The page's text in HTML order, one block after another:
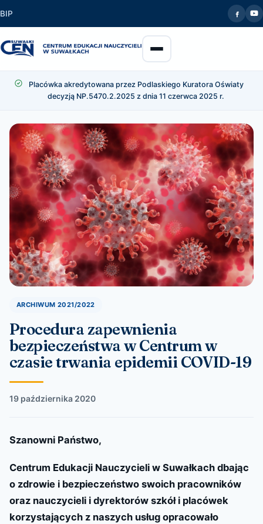
BIP
Placówka akredytowana przez Podlaskiego Kuratora Oświaty
decyzją NP.5470.2.2025 z dnia 11 czerwca 2025 r.
ARCHIWUM 2021/2022
Procedura zapewnienia
bezpieczeństwa w Centrum w
czasie trwania epidemii COVID-19
19 października 2020
Szanowni Państwo,
Centrum Edukacji Nauczycieli w Suwałkach dbając
o zdrowie i bezpieczeństwo swoich pracowników
oraz nauczycieli i dyrektorów szkół i placówek
korzystających z naszych usług opracowało